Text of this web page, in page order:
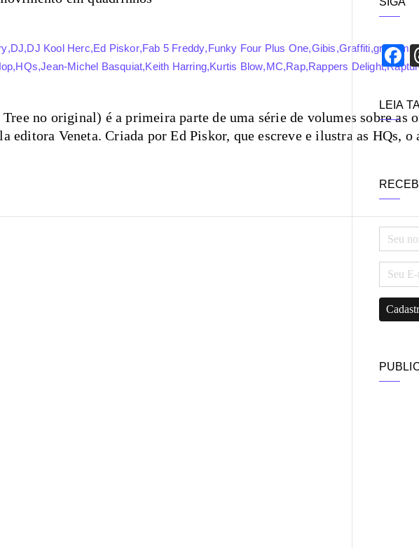
,DJ,DJ Kool Herc,Ed Piskor,Fab 5 Freddy,Funky Four Plus One,Gibis,Graffiti,
,HQs,Jean-Michel Basquiat,Keith Harring,Kurtis Blow,MC,Rap,Rappers Delight,
no original) é a primeira parte de uma série de volumes sobre as
editora Veneta. Criada por Ed Piskor, que escreve e ilustra as HQs, o
i
a
F
o
o
LEIA